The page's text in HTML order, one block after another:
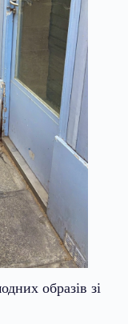
образів зі